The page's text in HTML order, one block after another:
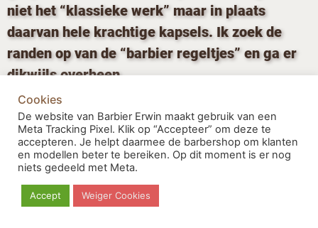
niet het “klassieke werk” maar in plaats
daarvan hele krachtige kapsels. Ik zoek de
randen op van de “barbier regeltjes” en ga er
dikwijls overheen.
Nog steeds bezig met het bedenken van
nieuwe krachtige kapsels en mogelijkheden.
En met regelmaat nog altijd bezig met
trainingen.
De klanten die ik heb zijn net als jou,
Cookies
De website van Barbier Erwin maakt gebruik van een
Meta Tracking Pixel. Klik op “Accepteer” om deze te
accepteren. Je helpt daarmee de barbershop om klanten
en modellen beter te bereiken. Op dit moment is er nog
niets gedeeld met Meta.
Accept Weiger Cookies